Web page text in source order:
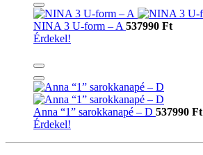
NINA 3 U-form – A 537990 Ft
Érdekel!
Anna “1” sarokkanapé – D 537990 Ft
Érdekel!